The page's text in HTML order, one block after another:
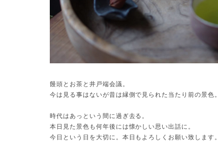
饅頭とお茶と井戸端会議。
今は見る事はないが昔は縁側で見られた当たり前の景色。
時代はあっという間に過ぎ去る。
本日見た景色も何年後には懐かしい思い出話に。
今日という日を大切に。本日もよろしくお願い致します。